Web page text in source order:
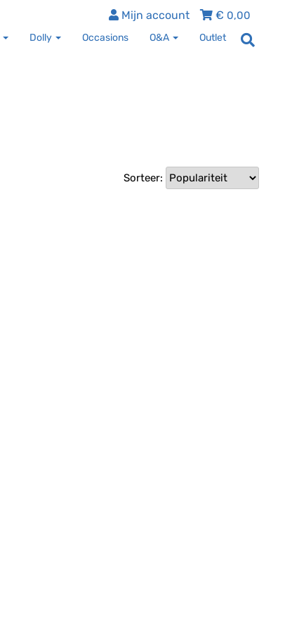
€ 0,00
Mijn account
Dolly Occasions O&A Outlet
Sorteer: